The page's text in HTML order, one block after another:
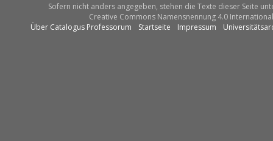
Sofern nicht anders angegeben, stehen die Texte dieser Seite
Creative Commons Namensnennung 4.0
Über Catalogus Professorum
Startseite Impressum